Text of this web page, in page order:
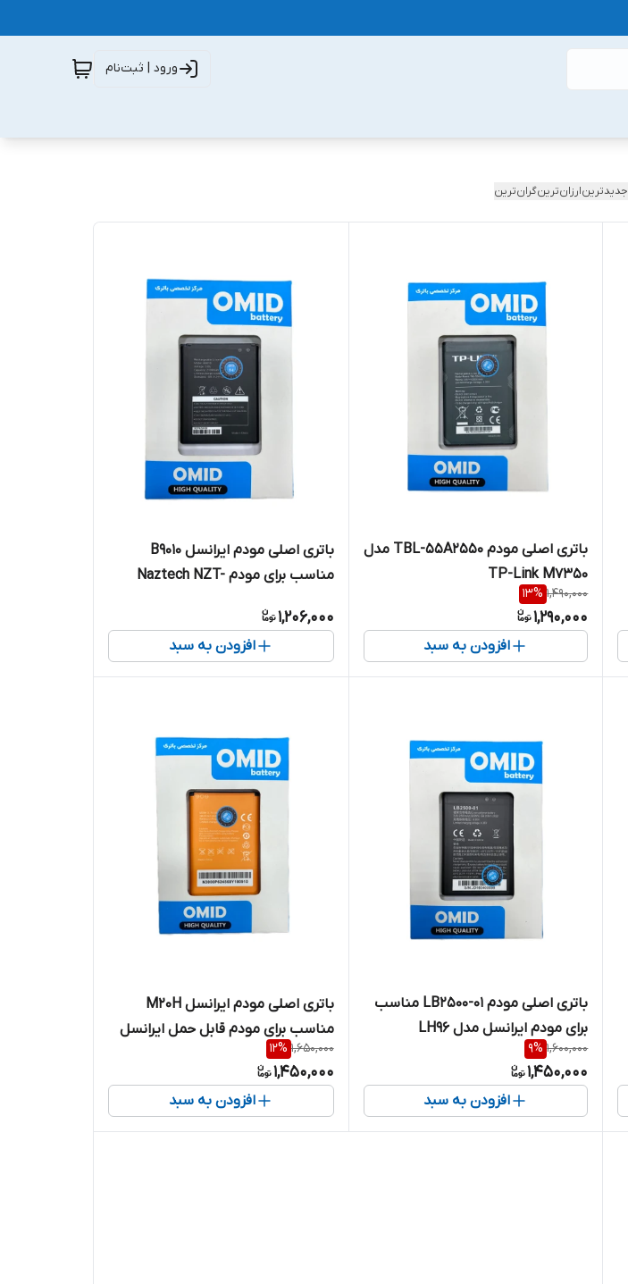
ورود | ثبت‌نام
جدیدترینارزان‌ترینگران‌ترین
باتری اصلی مودم TBL-55A2550 مدل
TP-Link M7350
1,490,000
13%
1,290,000
افزودن به سبد
باتری اصلی مودم ایرانسل B9010
مناسب برای مودم Naztech NZT-
1,206,000
افزودن به سبد
باتری اصلی مودم LB2500-01 مناسب
برای مودم ایرانسل مدل LH96
1,600,000
9%
1,450,000
افزودن به سبد
باتری اصلی مودم ایرانسل M20H
مناسب برای مودم قابل حمل ایرانسل
مدل FD-M40
1,650,000
12%
1,450,000
افزودن به سبد